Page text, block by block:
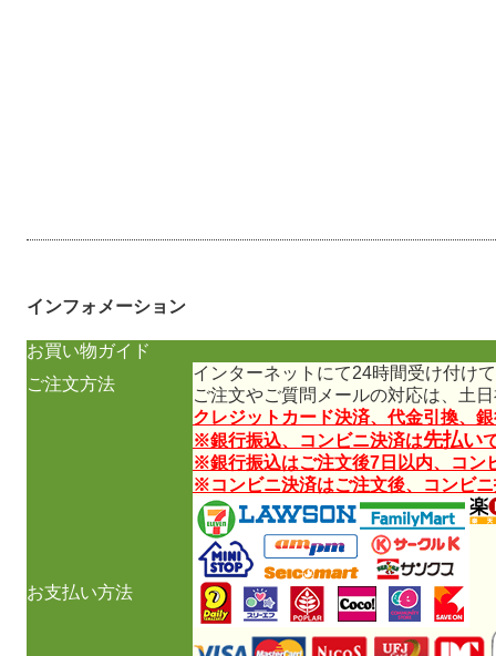
インフォメーション
お買い物ガイド
ご注文方法
インターネットにて24時間受け付け
ご注文やご質問メールの対応は、土
お支払い方法
クレジットカード決済、代金引換、
※銀行振込、コンビニ決済は先払い
※銀行振込はご注文後7日以内、コン
※コンビニ決済はご注文後、コンビ